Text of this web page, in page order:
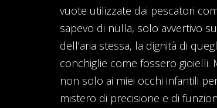
vuote utilizzate dai pescatori
sapevo di nulla, solo avvertivo
dell’aria stessa, la dignità di
conchiglie come fossero gioielli.
non solo ai miei occhi infantili
mistero di precisione e di